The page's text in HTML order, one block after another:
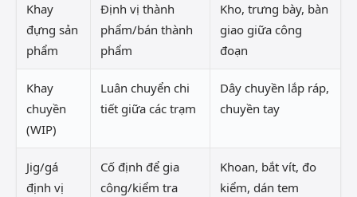
Khay
đựng sản
phẩm
Định vị thành
phẩm/bán thành
phẩm
Kho, trưng bày, bàn
giao giữa công
đoạn
Khay
chuyền
(WIP)
Luân chuyển chi
tiết giữa các trạm
Dây chuyền lắp ráp,
chuyền tay
Jig/gá
định vị
Cố định để gia
công/kiểm tra
Khoan, bắt vít, đo
kiểm, dán tem